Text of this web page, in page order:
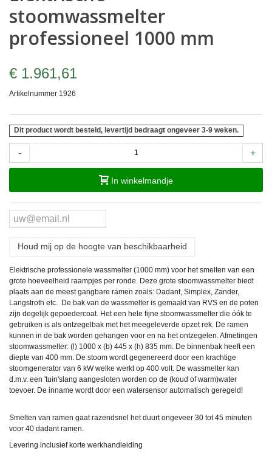
stoomwassmelter
professioneel 1000 mm
€ 1.961,61
Artikelnummer 1926
Dit product wordt besteld, levertijd bedraagt ongeveer 3-9 weken.
- +
In winkelmandje
Houd mij op de hoogte van beschikbaarheid
Elektrische professionele wassmelter (1000 mm) voor het smelten van een
grote hoeveelheid raampjes per ronde. Deze grote stoomwassmelter biedt
plaats aan de meest gangbare ramen zoals: Dadant, Simplex, Zander,
Langstroth etc. De bak van de wassmelter is gemaakt van RVS en de poten
zijn degelijk gepoedercoat. Het een hele fijne stoomwassmelter die óók te
gebruiken is als ontzegelbak met het meegeleverde opzet rek. De ramen
kunnen in de bak worden gehangen voor en na het ontzegelen. Afmetingen
stoomwassmelter: (l) 1000 x (b) 445 x (h) 835 mm. De binnenbak heeft een
diepte van 400 mm. De stoom wordt gegenereerd door een krachtige
stoomgenerator van 6 kW welke werkt op 400 volt. De wassmelter kan
d.m.v. een 'tuin'slang aangesloten worden op de (koud of warm)water
toevoer. De inname wordt door een watersensor automatisch geregeld!
Smelten van ramen gaat razendsnel het duurt ongeveer 30 tot 45 minuten
voor 40 dadant ramen.
Levering inclusief korte werkhandleiding